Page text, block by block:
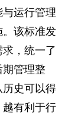
运行管理
。该标准发
，统一了
期管理整
史可以得
有利于行